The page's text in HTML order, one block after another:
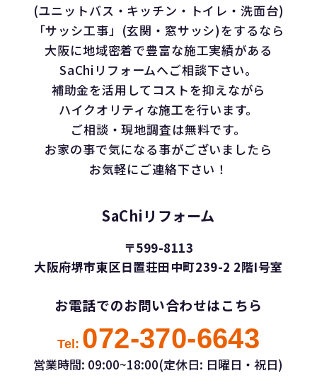
(ユニットバス・キッチン・トイレ・洗面台)
「サッシ工事」(玄関・窓サッシ)をするなら
大阪に地域密着で豊富な施工実績がある
SaChiリフォームへご相談下さい。
補助金を活用してコストを抑えながら
ハイクオリティな施工を行います。
ご相談・現地調査は無料です。
お家の事で気になる事がございましたら
お気軽にご連絡下さい！
SaChiリフォーム
〒599-8113
大阪府堺市東区日置荘田中町239-2 2階I号室
お電話でのお問い合わせはこちら
Tel: 072-370-6643
営業時間: 09:00~18:00(定休日: 日曜日・祝日)